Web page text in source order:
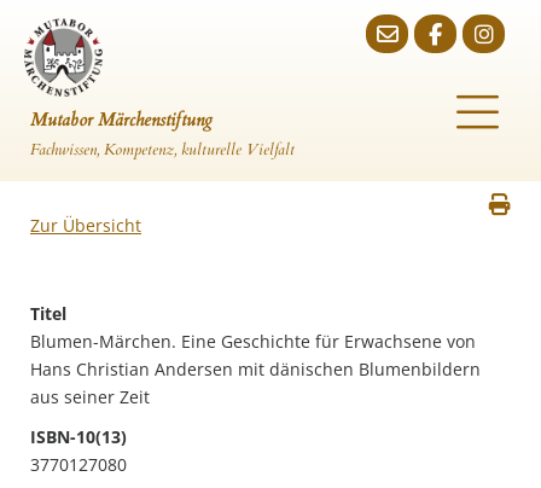
Mutabor Märchenstiftung
Fachwissen, Kompetenz, kulturelle Vielfalt
Zur Übersicht
Titel
Blumen-Märchen. Eine Geschichte für Erwachsene von
Hans Christian Andersen mit dänischen Blumenbildern
aus seiner Zeit
ISBN-10(13)
3770127080